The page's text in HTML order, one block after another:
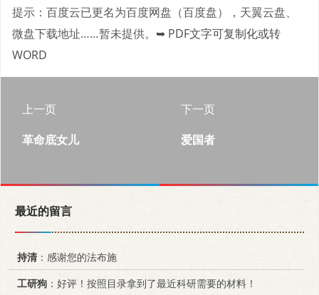
提示：百度云已更名为百度网盘（百度盘），天翼云盘、
微盘下载地址……暂未提供。 ➥ PDF文字可复制化或转
WORD
上一页
革命底女儿
下一页
爱国者
最近的留言
持清：感谢您的法布施
工研狗 ：好评！按照目录拿到了最近科研需要的材料！